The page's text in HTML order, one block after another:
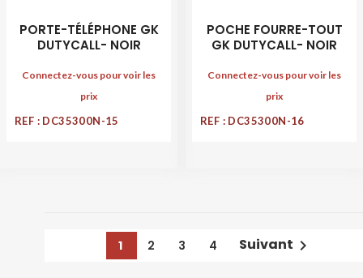
PORTE-TÉLÉPHONE GK
DUTYCALL- NOIR
Connectez-vous pour voir les
prix
REF : DC35300N-15
POCHE FOURRE-TOUT
GK DUTYCALL- NOIR
Connectez-vous pour voir les
prix
REF : DC35300N-16
1 2 3 4 Suivant 